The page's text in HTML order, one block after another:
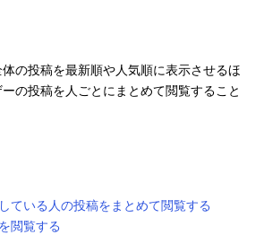
の投稿を最新順や人気順に表示させるほ
の投稿を人ごとにまとめて閲覧すること
ている人の投稿をまとめて閲覧する
閲覧する